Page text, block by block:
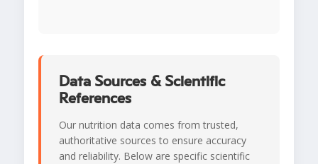
Data Sources & Scientific
References
Our nutrition data comes from trusted,
authoritative sources to ensure accuracy
and reliability. Below are specific scientific